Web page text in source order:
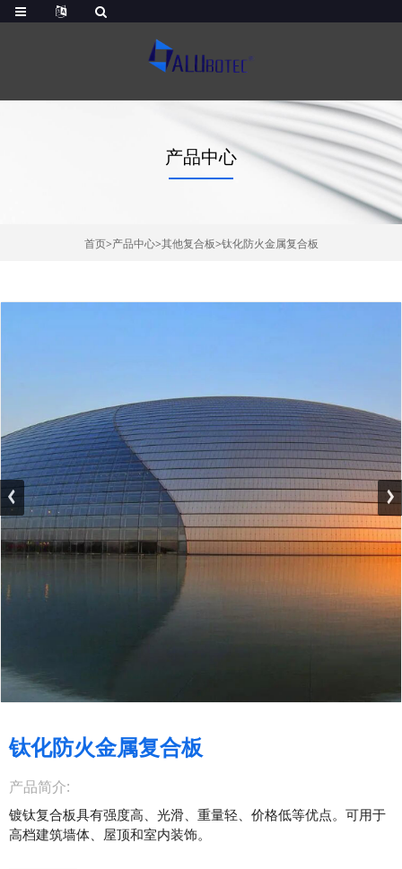
产品中心
首页>产品中心>其他复合板>钛化防火金属复合板
钛化防火金属复合板
产品简介:
镀钛复合板具有强度高、光滑、重量轻、价格低等优点。可用于
高档建筑墙体、屋顶和室内装饰。